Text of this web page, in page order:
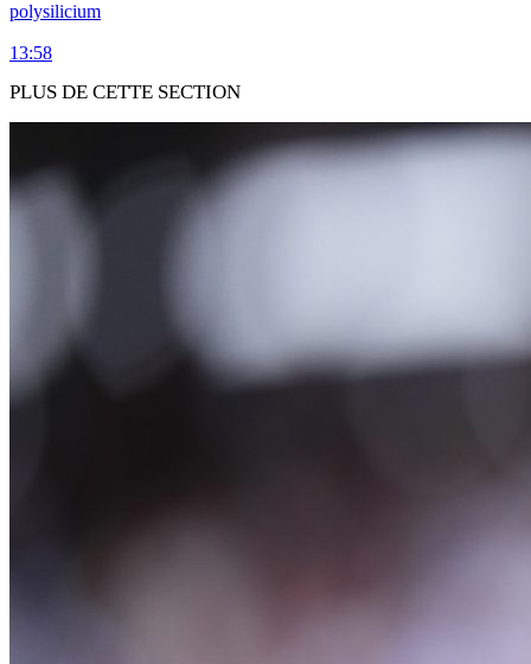
polysilicium
13:58
PLUS DE CETTE SECTION